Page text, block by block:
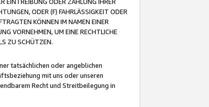
ODER (F) FAHRLÄSSIGKEIT ODER
KÖNNEN IM NAMEN EINER
VORNEHMEN, UM EINE RECHTLICHE
ZU SCHÜTZEN.
tatsächlichen oder angeblichen
mit uns oder unseren
Recht und Streitbeilegung in